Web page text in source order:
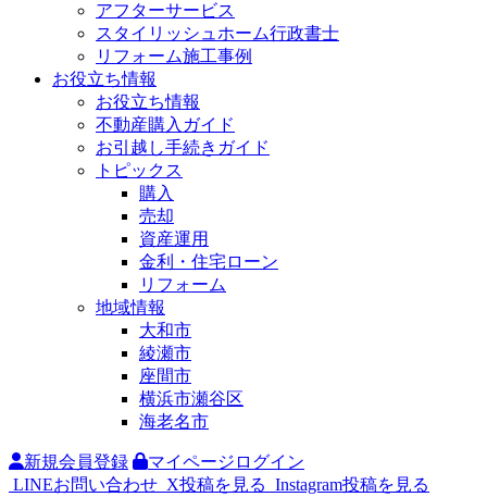
アフターサービス
スタイリッシュホーム行政書士
リフォーム施工事例
お役立ち情報
お役立ち情報
不動産購入ガイド
お引越し手続きガイド
トピックス
購入
売却
資産運用
金利・住宅ローン
リフォーム
地域情報
大和市
綾瀬市
座間市
横浜市瀬谷区
海老名市
新規会員登録
マイページログイン
LINEお問い合わせ X投稿を見る Instagram投稿を見る